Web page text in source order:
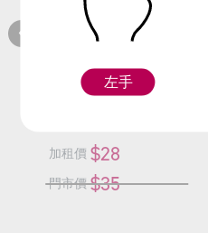
編號：91511
領帶(紅黑菱格)
加租價 $28
門市價 $35
左手